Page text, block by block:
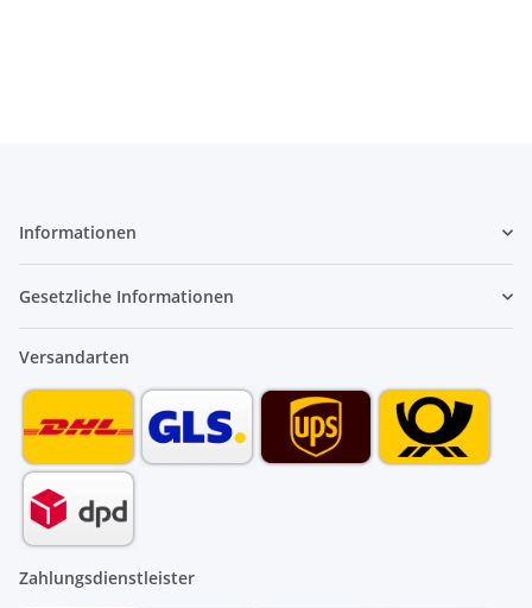
Informationen
Gesetzliche Informationen
Versandarten
Zahlungsdienstleister